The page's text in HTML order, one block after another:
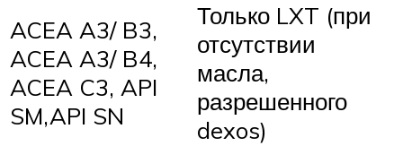
ACEA A3/ B3,
ACEA A3/ B4,
ACEA C3, API
SM,API SN
Только LXT (при
отсутствии
масла,
разрешенного
dexos)